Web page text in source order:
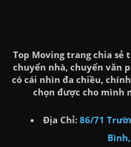
Top Moving trang chia
chuyển nhà, chuyển văn
có cái nhìn đa chiều,
chọn được cho mình
Địa Chỉ: 86/71
Bình,